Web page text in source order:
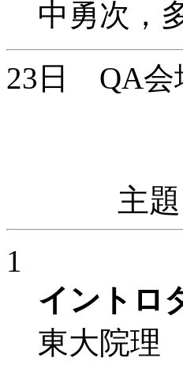
中勇次，
23日 QA
主
1
イントロ
東大院理